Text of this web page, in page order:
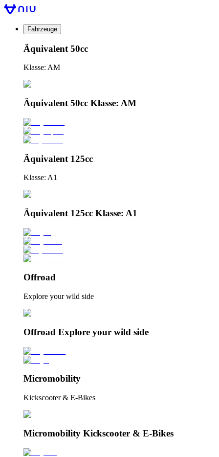
Fahrzeuge
Äquivalent 50cc
Klasse: AM
Äquivalent 50cc Klasse: AM
Äquivalent 125cc
Klasse: A1
Äquivalent 125cc Klasse: A1
Offroad
Explore your wild side
Offroad Explore your wild side
Micromobility
Kickscooter & E-Bikes
Micromobility Kickscooter & E-Bikes